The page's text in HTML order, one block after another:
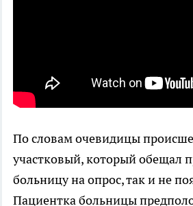
По словам очевидицы
участковый, который обещал
больницу на опрос, так и не
Пациентка больницы